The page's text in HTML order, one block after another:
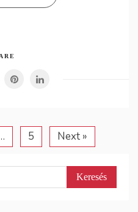
5 Next »